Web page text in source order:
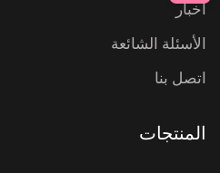
أخبار
الأسئلة الشائعة
اتصل بنا
المنتجات